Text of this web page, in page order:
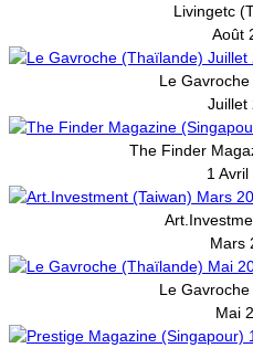
Livingetc
Août
Le
Juillet
The Finder
1 Avril
Mars
Le
Mai